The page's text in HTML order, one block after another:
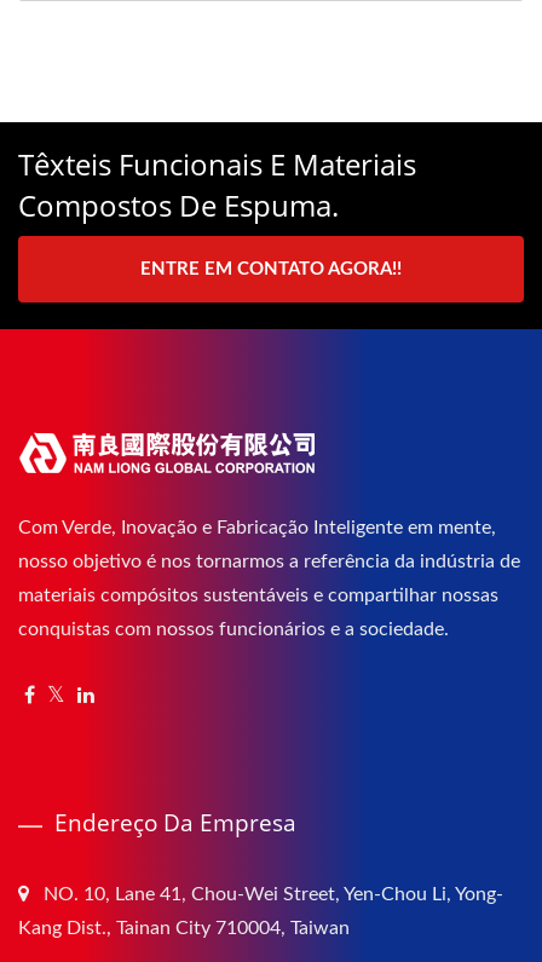
Têxteis Funcionais E Materiais
Compostos De Espuma.
ENTRE EM CONTATO AGORA!!
Com Verde, Inovação e Fabricação Inteligente em mente,
nosso objetivo é nos tornarmos a referência da indústria de
materiais compósitos sustentáveis e compartilhar nossas
conquistas com nossos funcionários e a sociedade.
Endereço Da Empresa
NO. 10, Lane 41, Chou-Wei Street, Yen-Chou Li, Yong-
Kang Dist., Tainan City 710004, Taiwan